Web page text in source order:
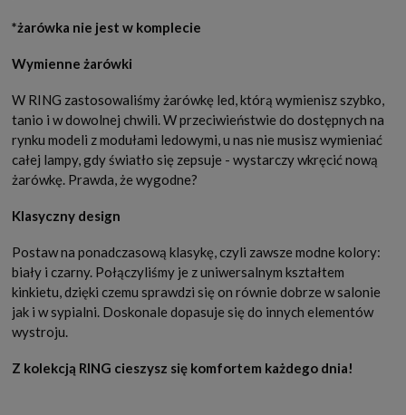
*żarówka nie jest w komplecie
Wymienne żarówki
W RING zastosowaliśmy żarówkę led, którą wymienisz szybko,
tanio i w dowolnej chwili. W przeciwieństwie do dostępnych na
rynku modeli z modułami ledowymi, u nas nie musisz wymieniać
całej lampy, gdy światło się zepsuje - wystarczy wkręcić nową
żarówkę. Prawda, że wygodne?
Klasyczny design
Postaw na ponadczasową klasykę, czyli zawsze modne kolory:
biały i czarny. Połączyliśmy je z uniwersalnym kształtem
kinkietu, dzięki czemu sprawdzi się on równie dobrze w salonie
jak i w sypialni. Doskonale dopasuje się do innych elementów
wystroju.
Z kolekcją RING cieszysz się komfortem każdego dnia!